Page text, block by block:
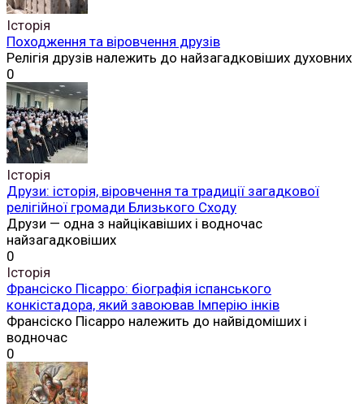
Історія
Походження та віровчення друзів
Релігія друзів належить до найзагадковіших духовних
0
Історія
Друзи: історія, віровчення та традиції загадкової
релігійної громади Близького Сходу
Друзи — одна з найцікавіших і водночас
найзагадковіших
0
Історія
Франсіско Пісарро: біографія іспанського
конкістадора, який завоював Імперію інків
Франсіско Пісарро належить до найвідоміших і
водночас
0